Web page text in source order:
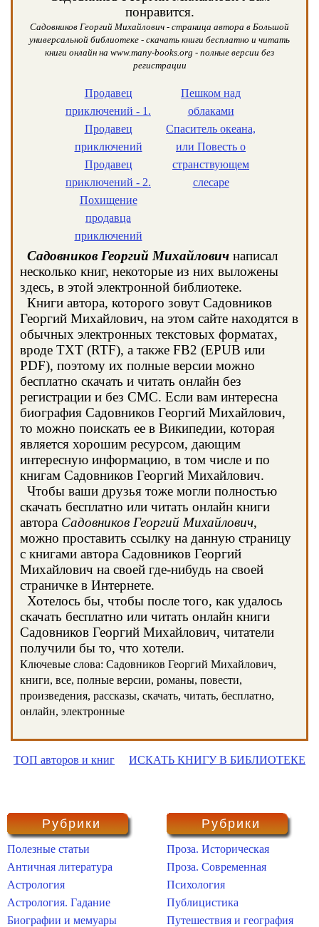
понравится.
Садовников Георгий Михайлович - страница автора в Большой
универсальной библиотеке - скачать книги бесплатно и читать
книги онлайн на www.many-books.org - полные версии без
регистрации
Продавец
приключений - 1.
Продавец
приключений
Продавец
приключений - 2.
Похищение
продавца
приключений
Пешком над
облаками
Спаситель океана,
или Повесть о
странствующем
слесаре
Садовников Георгий Михайлович написал
несколько книг, некоторые из них выложены
здесь, в этой электронной библиотеке.
Книги автора, которого зовут Садовников
Георгий Михайлович, на этом сайте находятся в
обычных электронных текстовых форматах,
вроде TXT (RTF), а также FB2 (EPUB или
PDF), поэтому их полные версии можно
бесплатно скачать и читать онлайн без
регистрации и без СМС. Если вам интересна
биография Садовников Георгий Михайлович,
то можно поискать ее в Википедии, которая
является хорошим ресурсом, дающим
интересную информацию, в том числе и по
книгам Садовников Георгий Михайлович.
Чтобы ваши друзья тоже могли полностью
скачать бесплатно или читать онлайн книги
автора Садовников Георгий Михайлович,
можно проставить ссылку на данную страницу
с книгами автора Садовников Георгий
Михайлович на своей где-нибудь на своей
страничке в Интернете.
Хотелось бы, чтобы после того, как удалось
скачать бесплатно или читать онлайн книги
Садовников Георгий Михайлович, читатели
получили бы то, что хотели.
Ключевые слова: Садовников Георгий Михайлович,
книги, все, полные версии, романы, повести,
произведения, рассказы, скачать, читать, бесплатно,
онлайн, электронные
ТОП авторов и книг ИСКАТЬ КНИГУ В БИБЛИОТЕКЕ
Рубрики
Полезные статьи
Античная литература
Астрология
Астрология. Гадание
Биографии и мемуары
Рубрики
Проза. Историческая
Проза. Современная
Психология
Публицистика
Путешествия и география